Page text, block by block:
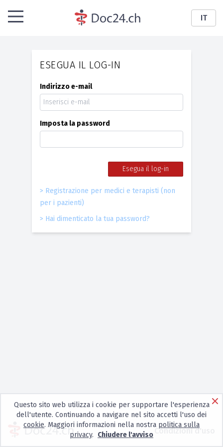
IT
ESEGUA IL LOG-IN
Indirizzo e-mail
Imposta la password
Esegua il log-in
> Registrazione per medici e terapisti (non
per i pazienti)
> Hai dimenticato la tua password?
Condizioni d'uso
Questo sito web utilizza i cookie per supportare l'esperienza
dell'utente. Continuando a navigare nel sito accetti l'uso dei
cookie. Maggiori informazioni nella nostra politica sulla
privacy. Chiudere l'avviso